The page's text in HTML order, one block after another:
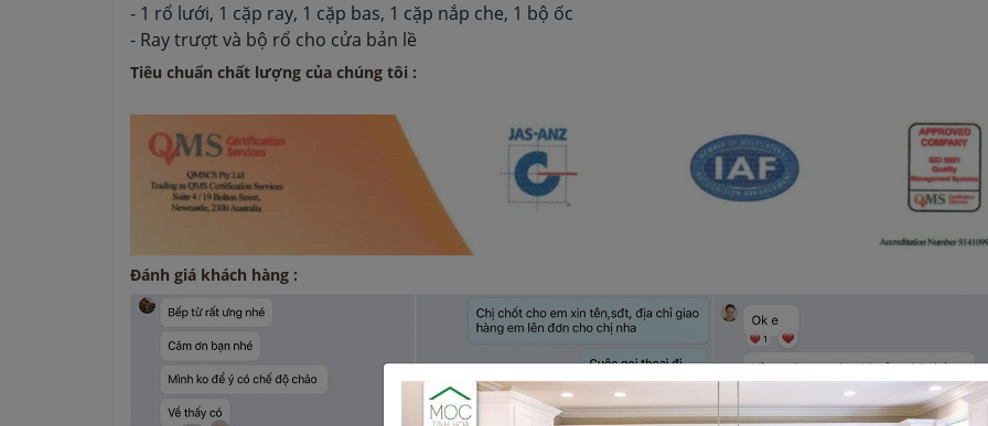
- 1 rổ lưới, 1 cặp ray, 1 cặp bas, 1 cặp nắp che, 1 bộ ốc
- Ray trượt và bộ rổ cho cửa bản lề
Tiêu chuẩn chất lượng của chúng tôi :
Đánh giá khách hàng :